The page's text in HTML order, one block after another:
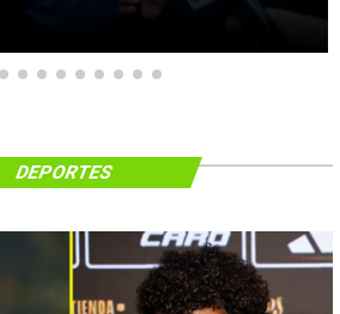
DEPORTES